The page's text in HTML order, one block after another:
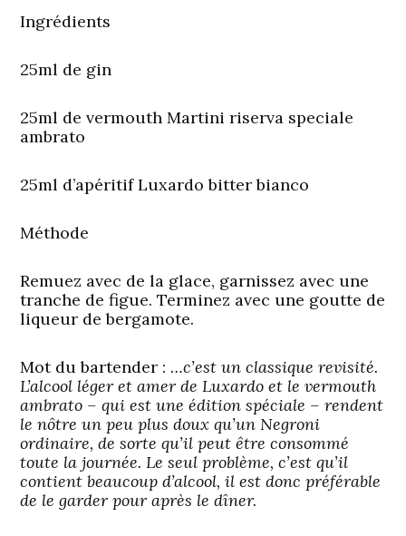
Ingrédients
25ml de gin
25ml de vermouth Martini riserva speciale
ambrato
25ml d’apéritif Luxardo bitter bianco
Méthode
Remuez avec de la glace, garnissez avec une
tranche de figue. Terminez avec une goutte de
liqueur de bergamote.
Mot du bartender : …c’est un classique revisité.
L’alcool léger et amer de Luxardo et le vermouth
ambrato – qui est une édition spéciale – rendent
le nôtre un peu plus doux qu’un Negroni
ordinaire, de sorte qu’il peut être consommé
toute la journée. Le seul problème, c’est qu’il
contient beaucoup d’alcool, il est donc préférable
de le garder pour après le dîner.